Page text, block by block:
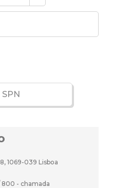
1069-039 Lisboa
800 - chamada